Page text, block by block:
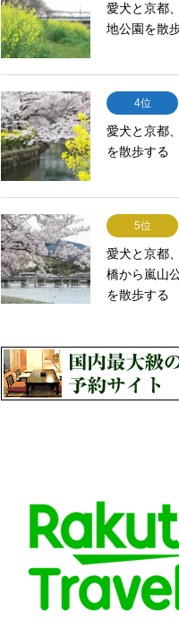
愛犬と京都
地公園を散
4位
愛犬と京都
を散歩する
5位
愛犬と京都
橋から嵐山
を散歩する